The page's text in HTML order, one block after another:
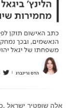
אלה שופטיך ישראל